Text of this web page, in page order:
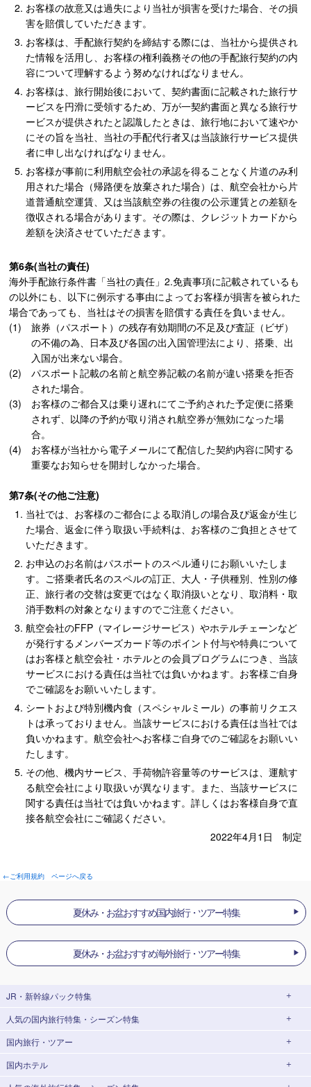
お客様の故意又は過失により当社が損害を受けた場合、その損
害を賠償していただきます。
お客様は、手配旅行契約を締結する際には、当社から提供され
た情報を活用し、お客様の権利義務その他の手配旅行契約の内
容について理解するよう努めなければなりません。
お客様は、旅行開始後において、契約書面に記載された旅行サ
ービスを円滑に受領するため、万が一契約書面と異なる旅行サ
ービスが提供されたと認識したときは、旅行地において速やか
にその旨を当社、当社の手配代行者又は当該旅行サービス提供
者に申し出なければなりません。
お客様が事前に利用航空会社の承認を得ることなく片道のみ利
用された場合（帰路便を放棄された場合）は、航空会社から片
道普通航空運賃、又は当該航空券の往復の公示運賃との差額を
徴収される場合があります。その際は、クレジットカードから
差額を決済させていただきます。
第6条(当社の責任)
海外手配旅行条件書「当社の責任」2.免責事項に記載されているも
の以外にも、以下に例示する事由によってお客様が損害を被られた
場合であっても、当社はその損害を賠償する責任を負いません。
旅券（パスポート）の残存有効期間の不足及び査証（ビザ）
の不備の為、日本及び各国の出入国管理法により、搭乗、出
入国が出来ない場合。
パスポート記載の名前と航空券記載の名前が違い搭乗を拒否
された場合。
お客様のご都合又は乗り遅れにてご予約された予定便に搭乗
されず、以降の予約が取り消され航空券が無効になった場
合。
お客様が当社から電子メールにて配信した契約内容に関する
重要なお知らせを開封しなかった場合。
第7条(その他ご注意)
当社では、お客様のご都合による取消しの場合及び返金が生じ
た場合、返金に伴う取扱い手続料は、お客様のご負担とさせて
いただきます。
お申込のお名前はパスポートのスペル通りにお願いいたしま
す。ご搭乗者氏名のスペルの訂正、大人・子供種別、性別の修
正、旅行者の交替は変更ではなく取消扱いとなり、取消料・取
消手数料の対象となりますのでご注意ください。
航空会社のFFP（マイレージサービス）やホテルチェーンなど
が発行するメンバーズカード等のポイント付与や特典について
はお客様と航空会社・ホテルとの会員プログラムにつき、当該
サービスにおける責任は当社では負いかねます。お客様ご自身
でご確認をお願いいたします。
シートおよび特別機内食（スペシャルミール）の事前リクエス
トは承っておりません。当該サービスにおける責任は当社では
負いかねます。航空会社へお客様ご自身でのご確認をお願いい
たします。
その他、機内サービス、手荷物許容量等のサービスは、運航す
る航空会社により取扱いが異なります。また、当該サービスに
関する責任は当社では負いかねます。詳しくはお客様自身で直
接各航空会社にご確認ください。
2022年4月1日 制定
←ご利用規約 ページへ戻る
夏休み・お盆おすすめ国内旅行・ツアー特集
夏休み・お盆おすすめ海外旅行・ツアー特集
JR・新幹線パック特集
JR・新幹線＋ホテルパック
出張パック
人気の国内旅行特集・シーズン特集
東京ディズニーリゾート®への旅
ユニバーサル・スタジオ・ジャパン(USJ)
国内旅行・ツアー
北海道旅行・ツアー
国内ホテル